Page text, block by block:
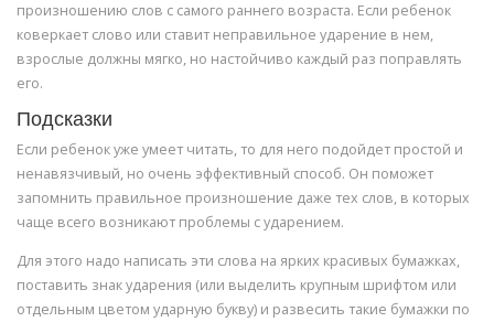
произношению слов с самого раннего возраста. Если ребенок
коверкает слово или ставит неправильное ударение в нем,
взрослые должны мягко, но настойчиво каждый раз поправлять
его.
Подсказки
Если ребенок уже умеет читать, то для него подойдет простой и
ненавязчивый, но очень эффективный способ. Он поможет
запомнить правильное произношение даже тех слов, в которых
чаще всего возникают проблемы с ударением.
Для этого надо написать эти слова на ярких красивых бумажках,
поставить знак ударения (или выделить крупным шрифтом или
отдельным цветом ударную букву) и развесить такие бумажки по